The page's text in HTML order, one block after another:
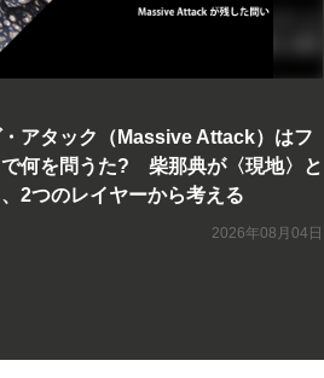
アタック（Massive Attack）はフ
何を問うた? 柴那典が〈現地〉と
、2つのレイヤーから考える
2026年08月04日